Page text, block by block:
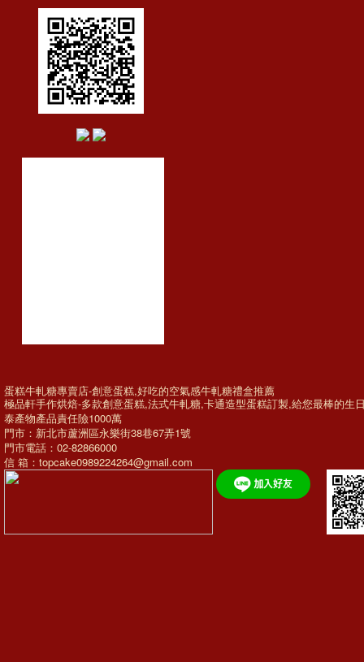
蛋糕牛軋糖專賣店-創意蛋糕,好吃的空氣感牛軋糖禮盒推薦
極品軒手作烘焙-多款創意蛋糕,法式牛軋糖,卡通造型蛋糕訂製,給您最棒的生
泰產物產品責任險1000萬
門市：新北市蘆洲區永樂街38巷67弄1號
門市電話：02-82866000
信 箱：topcake0989224264@gmail.com